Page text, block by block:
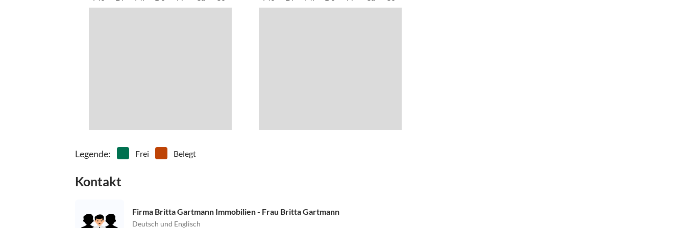
Legende: Frei Belegt
Kontakt
Firma Britta Gartmann Immobilien - Frau Britta Gartmann
Deutsch und Englisch